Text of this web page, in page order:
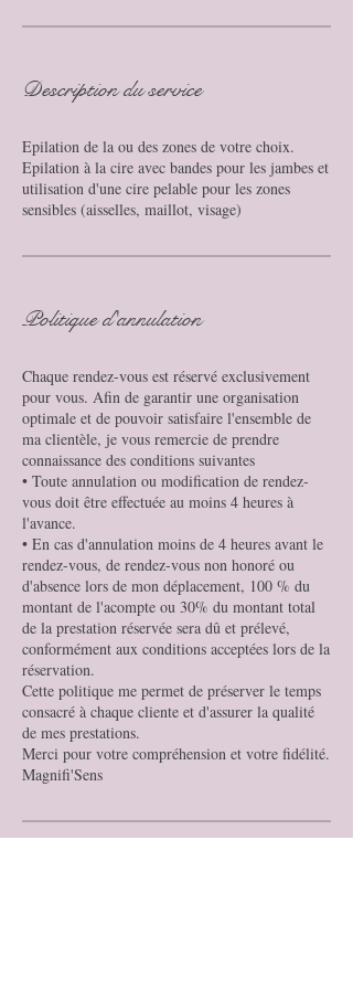
Description du service
Epilation de la ou des zones de votre choix.
Epilation à la cire avec bandes pour les jambes et
utilisation d'une cire pelable pour les zones
sensibles (aisselles, maillot, visage)
Politique d'annulation
Chaque rendez-vous est réservé exclusivement
pour vous. Afin de garantir une organisation
optimale et de pouvoir satisfaire l'ensemble de
ma clientèle, je vous remercie de prendre
connaissance des conditions suivantes
• Toute annulation ou modification de rendez-
vous doit être effectuée au moins 4 heures à
l'avance.
• En cas d'annulation moins de 4 heures avant le
rendez-vous, de rendez-vous non honoré ou
d'absence lors de mon déplacement, 100 % du
montant de l'acompte ou 30% du montant total
de la prestation réservée sera dû et prélevé,
conformément aux conditions acceptées lors de la
réservation.
Cette politique me permet de préserver le temps
consacré à chaque cliente et d'assurer la qualité
de mes prestations.
Merci pour votre compréhension et votre fidélité.
Magnifi'Sens